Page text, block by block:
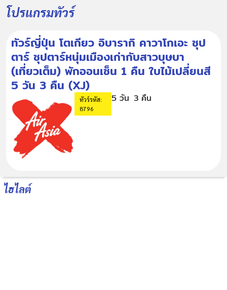
โปรแกรมทัวร์
ทัวร์ญี่ปุ่น โตเกียว อิบารากิ คาวาโกเอะ ซุป
ตาร์ ซุปตาร์หนุ่มเมืองเก่ากับสาวบุษบา
(เที่ยวเต็ม) พักออนเซ็น 1 คืน ใบไม้เปลี่ยนสี
5 วัน 3 คืน (XJ)
ทัวร์รหัส:
8796
5 วัน 3 คืน
ไฮไลต์